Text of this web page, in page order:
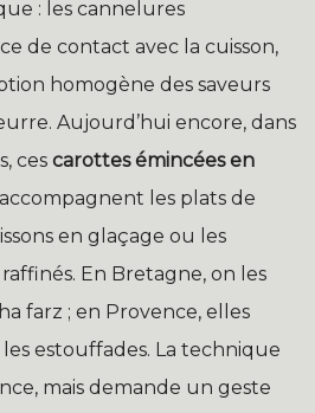
: les cannelures
de contact avec la cuisson,
homogène des saveurs
Aujourd’hui encore, dans
ces carottes émincées en
les plats de
en glaçage ou les
En Bretagne, on les
farz ; en Provence, elles
estouffades. La technique
mais demande un geste